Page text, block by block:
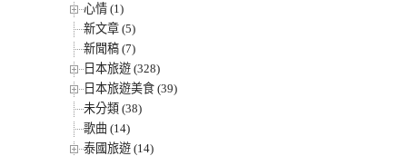
心情 (1)
新文章 (5)
新聞稿 (7)
日本旅遊 (328)
日本旅遊美食 (39)
未分類 (38)
歌曲 (14)
泰國旅遊 (14)